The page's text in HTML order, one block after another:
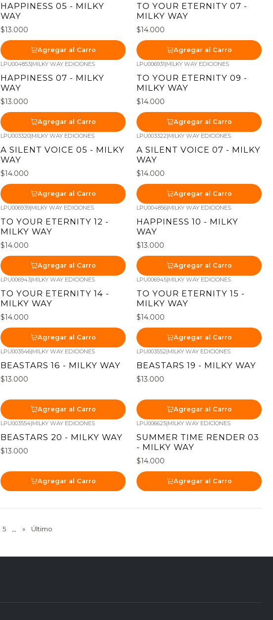
HAPPINESS 05 - MILKY
WAY
$13.000
Agregar al Carro
TO YOUR ETERNITY 07 -
MILKY WAY
$14.000
Agregar al Carro
LPU004853|MILKY WAY EDICIONES
HAPPINESS 07 - MILKY
WAY
$13.000
Agregar al Carro
LPU006931|MILKY WAY EDICIONES
TO YOUR ETERNITY 09 -
MILKY WAY
$14.000
Agregar al Carro
LPU003320|MILKY WAY EDICIONES
A SILENT VOICE 05 - MILKY
WAY
$14.000
Agregar al Carro
LPU003322|MILKY WAY EDICIONES
A SILENT VOICE 07 - MILKY
WAY
$14.000
Agregar al Carro
LPU006939|MILKY WAY EDICIONES
TO YOUR ETERNITY 12 -
MILKY WAY
$14.000
Agregar al Carro
LPU004856|MILKY WAY EDICIONES
HAPPINESS 10 - MILKY
WAY
$13.000
Agregar al Carro
LPU006943|MILKY WAY EDICIONES
TO YOUR ETERNITY 14 -
MILKY WAY
$14.000
Agregar al Carro
LPU006945|MILKY WAY EDICIONES
TO YOUR ETERNITY 15 -
MILKY WAY
$14.000
Agregar al Carro
LPU003546|MILKY WAY EDICIONES
BEASTARS 16 - MILKY WAY
$13.000
Agregar al Carro
LPU003552|MILKY WAY EDICIONES
BEASTARS 19 - MILKY WAY
$13.000
Agregar al Carro
LPU003554|MILKY WAY EDICIONES
BEASTARS 20 - MILKY WAY
$13.000
Agregar al Carro
LPU006625|MILKY WAY EDICIONES
SUMMER TIME RENDER 03
- MILKY WAY
$14.000
Agregar al Carro
5 ... » Último